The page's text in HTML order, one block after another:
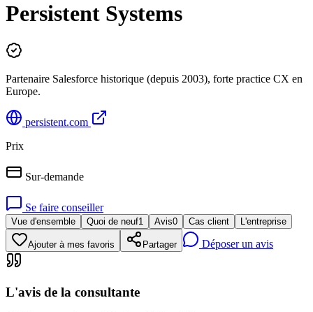
Persistent Systems
Partenaire Salesforce historique (depuis 2003), forte practice CX en
Europe.
persistent.com
Prix
Sur-demande
Se faire conseiller
Vue d'ensemble Quoi de neuf1 Avis0 Cas client L'entreprise
Ajouter à mes favoris Partager Déposer un avis
L'avis de la consultante